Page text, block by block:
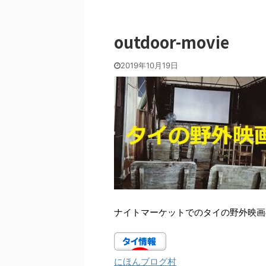
outdoor-movie
2019年10月19日
ナイトマーケットでのタイの野外映
にほんブログ村